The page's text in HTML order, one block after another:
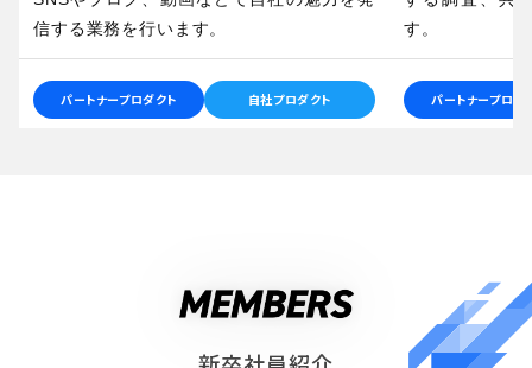
信する業務を行います。
パートナープロダクト 自社プロダクト
す。
パートナープロダ